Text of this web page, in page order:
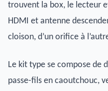
trouvent la box, le lecteur
HDMI et antenne
cloison, d’un orifice à
Le kit type se compose de
passe-fils en caoutchouc,